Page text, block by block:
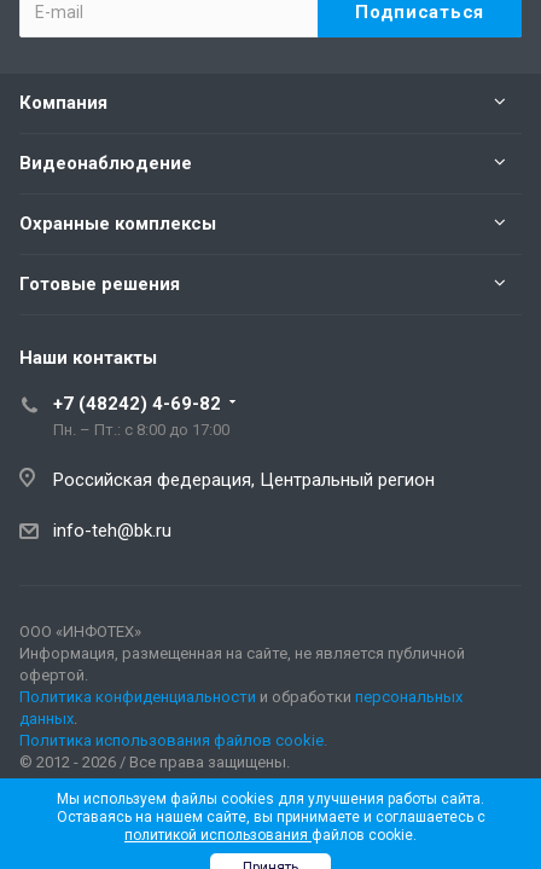
Компания
Видеонаблюдение
Охранные комплексы
Готовые решения
Наши контакты
+7 (48242) 4-69-82
Пн. – Пт.: с 8:00 до 17:00
Российская федерация, Центральный регион
info-teh@bk.ru
ООО «ИНФОТЕХ»
Информация, размещенная на сайте, не является публичной
офертой.
Политика конфиденциальности и обработки персональных
данных.
Политика использования файлов cookie.
© 2012 - 2026 / Все права защищены.
Мы используем файлы cookies для улучшения работы сайта.
Оставаясь на нашем сайте, вы принимаете и соглашаетесь с
политикой использования файлов cookie.